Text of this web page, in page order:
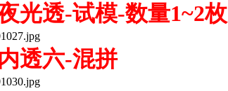
光透-试模-数量1~2枚
透六-混拼